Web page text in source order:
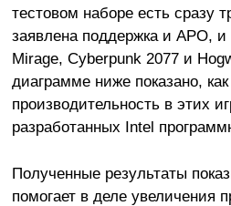
тестовом наборе есть сразу
заявлена поддержка и APO,
Mirage, Cyberpunk 2077 и
диаграмме ниже показано,
производительность в этих
разработанных Intel
Полученные результаты
помогает в деле увеличения